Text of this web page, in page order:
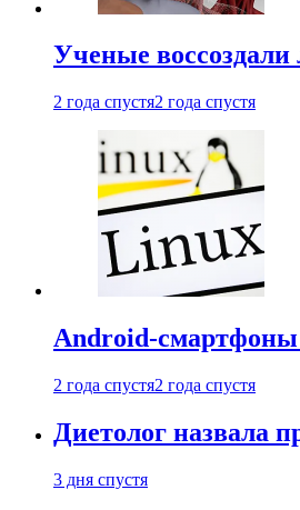
Ученые
2 года спустя2 года спустя
Android-смартфоны
2 года спустя2 года спустя
Диетолог назвала
3 дня спустя